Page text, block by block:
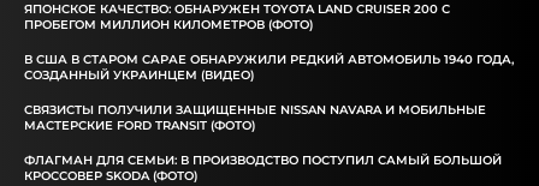
ЯПОНСКОЕ КАЧЕСТВО: ОБНАРУЖЕН TOYOTA LAND CRUISER 200 С
ПРОБЕГОМ МИЛЛИОН КИЛОМЕТРОВ (ФОТО)
В США В СТАРОМ САРАЕ ОБНАРУЖИЛИ РЕДКИЙ АВТОМОБИЛЬ 1940 ГОДА,
СОЗДАННЫЙ УКРАИНЦЕМ (ВИДЕО)
СВЯЗИСТЫ ПОЛУЧИЛИ ЗАЩИЩЕННЫЕ NISSAN NAVARA И МОБИЛЬНЫЕ
МАСТЕРСКИЕ FORD TRANSIT (ФОТО)
ФЛАГМАН ДЛЯ СЕМЬИ: В ПРОИЗВОДСТВО ПОСТУПИЛ САМЫЙ БОЛЬШОЙ
КРОССОВЕР SKODA (ФОТО)